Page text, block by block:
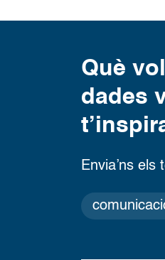
Què
dades
Envia’ns els